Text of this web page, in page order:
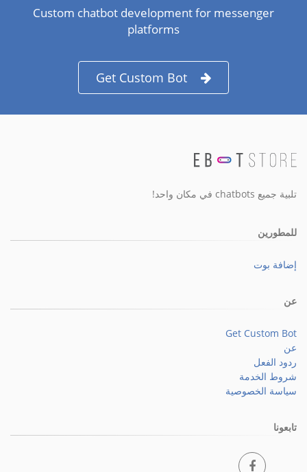
Custom chatbot development for messenger
platforms
Get Custom Bot
تلبية جميع chatbots في مكان واحد!
للمطورين
إضافة بوت
عن
Get Custom Bot
عن
ردود الفعل
شروط الخدمة
سياسة الخصوصية
تابعونا